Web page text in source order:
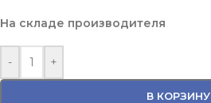
На складе производителя
- +
В КОРЗИНУ